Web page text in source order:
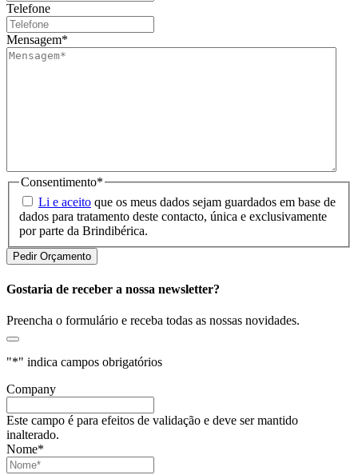
Telefone
Mensagem*
Consentimento*
Li e aceito que os meus dados sejam guardados em base de
dados para tratamento deste contacto, única e exclusivamente
por parte da Brindibérica.
Gostaria de receber a nossa newsletter?
Preencha o formulário e receba todas as nossas novidades.
"*" indica campos obrigatórios
Company
Este campo é para efeitos de validação e deve ser mantido
inalterado.
Nome*